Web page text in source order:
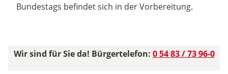
Bundestags befindet sich in der Vorbereitung.
Wir sind für Sie da! Bürgertelefon: 0 54 83 / 73 96-0